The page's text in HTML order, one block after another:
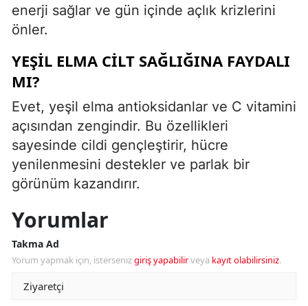
enerji sağlar ve gün içinde açlık krizlerini
önler.
YEŞIL ELMA CILT SAĞLIĞINA FAYDALI
MI?
Evet, yeşil elma antioksidanlar ve C vitamini
açısından zengindir. Bu özellikleri
sayesinde cildi gençleştirir, hücre
yenilenmesini destekler ve parlak bir
görünüm kazandırır.
Yorumlar
Takma Ad
Yorum yapmak için, istersenizgiriş yapabilirveya kayıt olabilirsiniz.